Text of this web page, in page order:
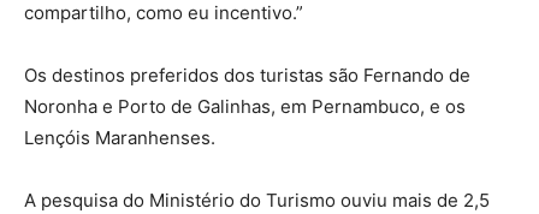
compartilho, como eu incentivo.”
Os destinos preferidos dos turistas são Fernando de
Noronha e Porto de Galinhas, em Pernambuco, e os
Lençóis Maranhenses.
A pesquisa do Ministério do Turismo ouviu mais de 2,5